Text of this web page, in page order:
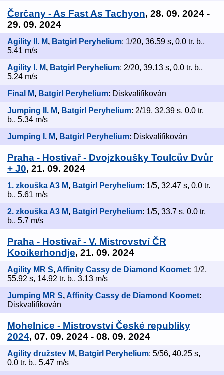
Čerčany - As Fast As Tachyon, 28. 09. 2024 -
29. 09. 2024
Agility II. M, Batgirl Peryhelium: 1/20, 36.59 s, 0.0 tr. b.,
5.41 m/s
Agility I. M, Batgirl Peryhelium: 2/20, 39.13 s, 0.0 tr. b.,
5.24 m/s
Final M, Batgirl Peryhelium: Diskvalifikován
Jumping II. M, Batgirl Peryhelium: 2/19, 32.39 s, 0.0 tr.
b., 5.34 m/s
Jumping I. M, Batgirl Peryhelium: Diskvalifikován
Praha - Hostivař - Dvojzkoušky Toulcův Dvůr
+ J0, 21. 09. 2024
1. zkouška A3 M, Batgirl Peryhelium: 1/5, 32.47 s, 0.0 tr.
b., 5.61 m/s
2. zkouška A3 M, Batgirl Peryhelium: 1/5, 33.7 s, 0.0 tr.
b., 5.7 m/s
Praha - Hostivař - V. Mistrovství ČR
Kooikerhondje, 21. 09. 2024
Agility MR S,Affinity Cassy de Diamond Koomet: 1/2,
55.92 s, 14.92 tr. b., 3.13 m/s
Jumping MR S, Affinity Cassy de Diamond Koomet:
Diskvalifikován
Mohelnice - Mistrovství České republiky
2024, 07. 09. 2024 - 08. 09. 2024
Agility družstev M, Batgirl Peryhelium: 5/56, 40.25 s,
0.0 tr. b., 5.47 m/s